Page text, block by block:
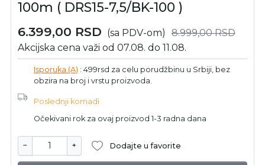
100m ( DRS15-7,5/BK-100 )
6.399,00 RSD (sa PDV-om) 8.999,00RSD
Akcijska cena važi od 07.08. do 11.08.
Isporuka (A) : 499rsd za celu porudžbinu u Srbiji, bez
obzira na broj i vrstu proizvoda.
Poslednji komadi
Očekivani rok za ovaj proizvod 1-3 radna dana
− + Dodajte u favorite